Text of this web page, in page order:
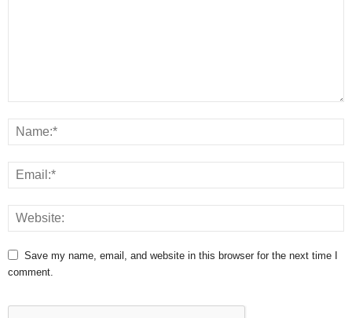
Save my name, email, and website in this browser for the next time I
comment.